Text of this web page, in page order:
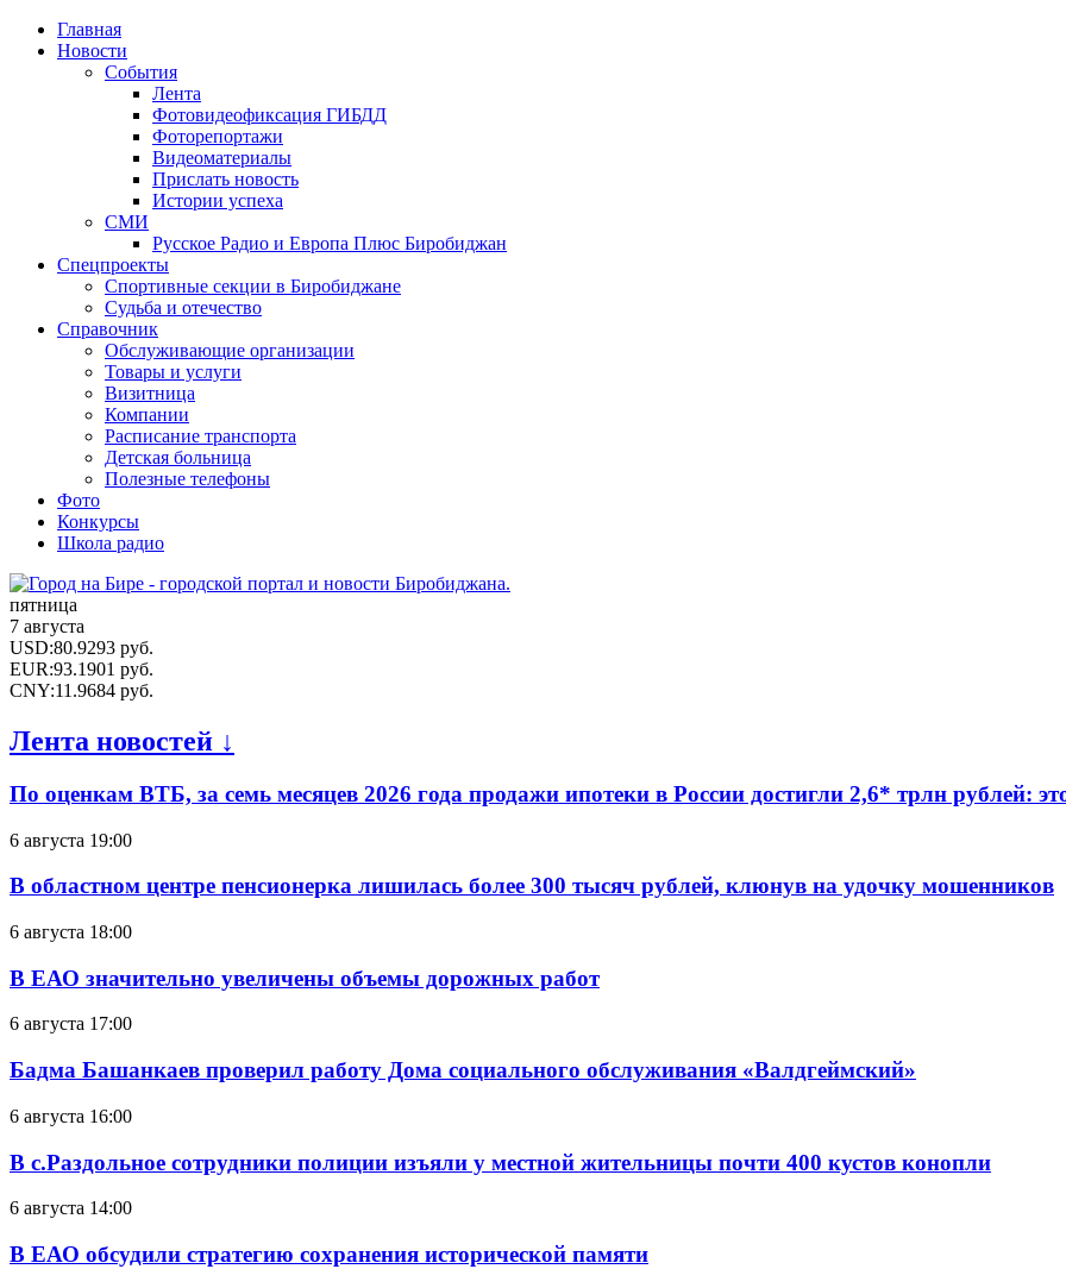
Главная
Новости
События
Лента
Фотовидеофиксация ГИБДД
Фоторепортажи
Видеоматериалы
Прислать новость
Истории успеха
СМИ
Русское Радио и Европа Плюс Биробиджан
Спецпроекты
Спортивные секции в Биробиджане
Судьба и отечество
Справочник
Обслуживающие организации
Товары и услуги
Визитница
Компании
Расписание транспорта
Детская больница
Полезные телефоны
Фото
Конкурсы
Школа радио
пятница
7 августа
USD:80.9293 руб.
EUR:93.1901 руб.
CNY:11.9684 руб.
Лента новостей ↓
По оценкам ВТБ, за семь месяцев 2026 года продажи ипотеки в России достигли 2,6* трлн рублей:
6 августа 19:00
В областном центре пенсионерка лишилась более 300 тысяч рублей, клюнув на удочку мошенников
6 августа 18:00
В ЕАО значительно увеличены объемы дорожных работ
6 августа 17:00
Бадма Башанкаев проверил работу Дома социального обслуживания «Валдгеймский»
6 августа 16:00
В с.Раздольное сотрудники полиции изъяли у местной жительницы почти 400 кустов конопли
6 августа 14:00
В ЕАО обсудили стратегию сохранения исторической памяти